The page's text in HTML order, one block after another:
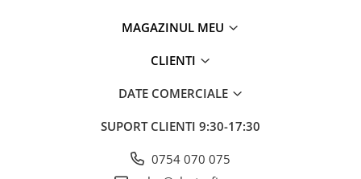
Limitatoare de siguranta
Dispozitiv de detectare a
Limitator de supratensiuni
MAGAZINUL MEU
CLIENTI
DATE COMERCIALE
SUPORT CLIENTI 9:30-17:30
0754 070 075